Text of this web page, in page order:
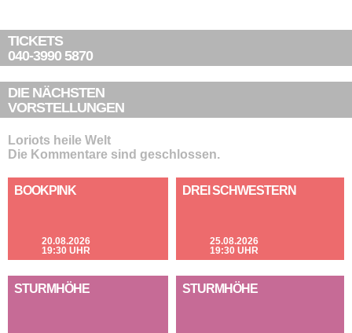
TICKETS
040-3990 5870
DIE NÄCHSTEN
VORSTELLUNGEN
Loriots heile Welt
Die Kommentare sind geschlossen.
BOOKPINK
20.08.2026
19:30 UHR
DREI SCHWESTERN
25.08.2026
19:30 UHR
STURMHÖHE STURMHÖHE